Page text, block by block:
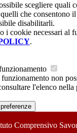
scegliere quali
che consentono
disabilitarli.
i cookie necessari al
.
non
l'elenco nella
Comprensivo